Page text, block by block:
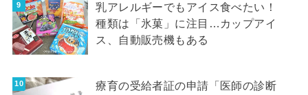
乳アレルギーでもアイス食べたい！
種類は「氷菓」に注目…カップアイ
ス、自動販売機もある
療育の受給者証の申請「医師の診断